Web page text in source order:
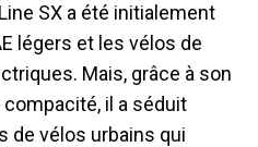
SX a été initialement
légers et les vélos de
Mais, grâce à son
il a séduit
de vélos urbains qui